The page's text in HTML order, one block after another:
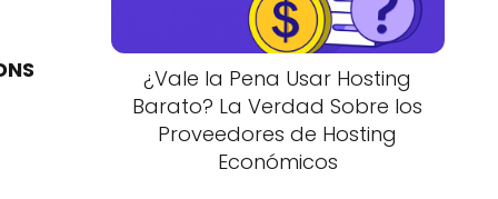
¿Vale la Pena Usar Hosting
Barato? La Verdad Sobre los
Proveedores de Hosting
Económicos